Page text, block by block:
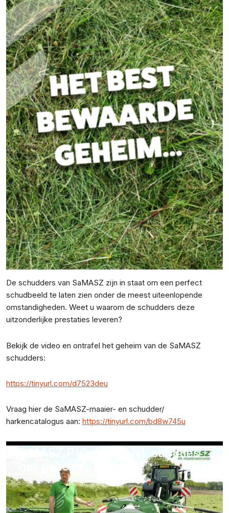
De schudders van SaMASZ zijn in staat om een perfect
schudbeeld te laten zien onder de meest uiteenlopende
omstandigheden. Weet u waarom de schudders deze
uitzonderlijke prestaties leveren?
Bekijk de video en ontrafel het geheim van de SaMASZ
schudders:
https://tinyurl.com/d7523deu
Vraag hier de SaMASZ-maaier- en schudder/
harkencatalogus aan: https://tinyurl.com/bd8w745u
SaMASZ P10-1100T NL subtitles
"het geheim"